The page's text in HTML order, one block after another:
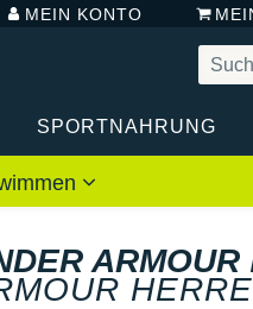
MEIN KONTO
SPORTNAHRUNG
ARMOUR